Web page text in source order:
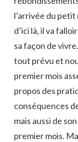
l’arrivée du
d’ici là, il va
sa façon de
tout prévu et
premier mois
propos des
conséquences
mais aussi de
premier mois.